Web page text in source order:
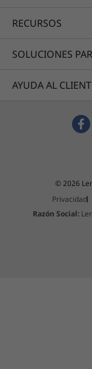
RECURSOS
SOLUCIONES
AYUDA AL
© 2026
Privacidad
Razón Social: